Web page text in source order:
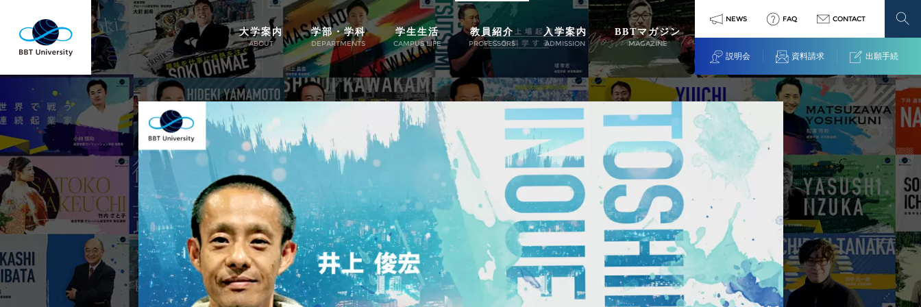
大学案内
ABOUT
学部・学科
DEPARTMENTS
学生生活
CAMPUS LIFE
教員紹介
PROFESSORS
入学案内
ADMISSION
BBTマガジン
MAGAZINE
NEWS FAQ CONTACT
説明会 資料請求 出願手続